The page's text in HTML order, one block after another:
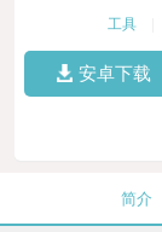
工具
安卓下载
简介